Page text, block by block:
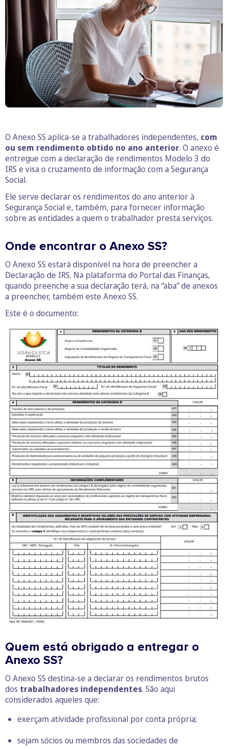
O Anexo SS aplica-se a trabalhadores independentes, com
ou sem rendimento obtido no ano anterior. O anexo é
entregue com a declaração de rendimentos Modelo 3 do
IRS e visa o cruzamento de informação com a Segurança
Social.
Ele serve declarar os rendimentos do ano anterior à
Segurança Social e, também, para fornecer informação
sobre as entidades a quem o trabalhador presta serviços.
Onde encontrar o Anexo SS?
O Anexo SS estará disponível na hora de preencher a
Declaração de IRS. Na plataforma do Portal das Finanças,
quando preenche a sua declaração terá, na “aba” de anexos
a preencher, também este Anexo SS.
Este é o documento:
Quem está obrigado a entregar o
Anexo SS?
O Anexo SS destina-se a declarar os rendimentos brutos
dos trabalhadores independentes. São aqui
considerados aqueles que:
exerçam atividade profissional por conta própria;
sejam sócios ou membros das sociedades de